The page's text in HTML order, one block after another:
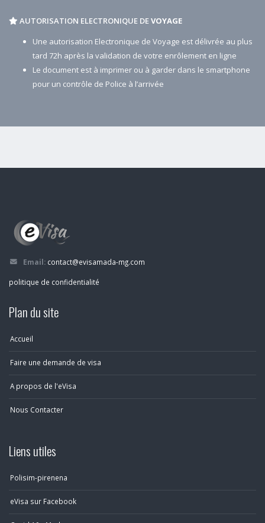
AUTORISATION ELECTRONIQUE DEVOYAGE
Une autorisation Electronique de Voyage est délivrée au plus
tard 72h après la validation de votre enrôlement en ligne
Le document est à imprimer ou à garder dans le smartphone
pour un contrôle de Police à l’arrivée
Email: contact@evisamada-mg.com
politique de confidentialité
Plan du site
Accueil
Faire une demande de visa
A propos de l'eVisa
Nous Contacter
Liens utiles
Polisim-pirenena
eVisa sur Facebook